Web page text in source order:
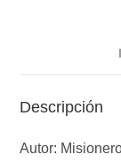
Descripción
Autor: